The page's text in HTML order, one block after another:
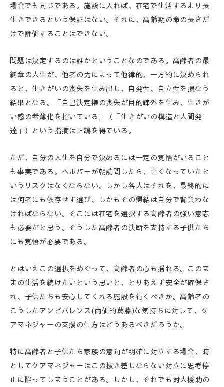
場合でも同じである。施設に入れば、在宅で生活するより長
生きできるという保証はない。それに、高齢期の命の長さだ
けで評価することはできない。
問題は決定するのは誰かということなのである。高齢者の最
終章の人生が、他者の力によって他律的、一方的に決められ
ると、生きがいの喪失を生み出し、自発性、自立性を損なう
結果となる。「自己決定権の喪失が目的疎外を生み、生きが
い感の希薄化を招いている」（「生きがいの構造と人間発
達」）という指摘は正鵠を得ている。
ただ、自分の人生を自分で決めるには一定の覚悟がいること
も事実である。ヘルパーが朝訪問したら、亡くなっていたと
いうリスクはなくならない。しかし各人はそれを、最終的に
は何者にも依存せず選び、しかもその帰結は自分で背負わな
ければならない。そこには在宅を選択する高齢者の強い意志
も必要だと思う。そうした高齢者の決断を支持する子供たち
にも覚悟が必要である。
とはいえこの選択をめぐって、高齢者の心も揺れる。このま
まの生活を続けたいという思いと、とりあえず安全が確保さ
れ、子供たちも安心してくれる施設を行くべきか。高齢者の
こうしたアンビバレンス(両価的葛藤)な気持ちに対して、ケ
アマネジャーの支援の仕方はどうあるべきだろうか。
特に高齢者と子供たち家族の意向が明確に対立する場合、時
としてケアマネジャーはこの抜き差しならない対立に思考停
止に陥ってしまうことがある。しかし、それでも対人援助の